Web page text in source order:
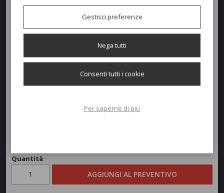
Dimensioni e peso
Altezza:82/43cm
Quantità
AGGIUNGI AL PREVENTIVO
Gestisci preferenze
Nega tutti
Consenti tutti i cookie
Per saperne di più